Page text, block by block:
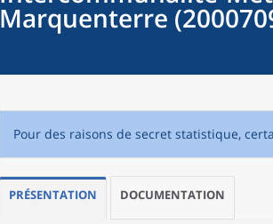
Marquenterre
Pour des raisons de secret statistique,
PRÉSENTATION DOCUMENTATION